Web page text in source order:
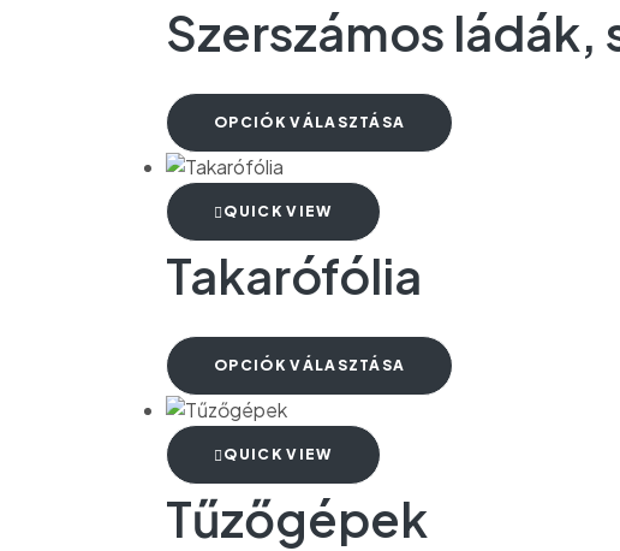
Szerszámos ládák,
OPCIÓK VÁLASZTÁSA
QUICK VIEW
Takarófólia
OPCIÓK VÁLASZTÁSA
QUICK VIEW
Tűzőgépek